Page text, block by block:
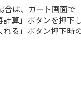
は、カート画面で
算」ボタンを押下
る」ボタン押下時